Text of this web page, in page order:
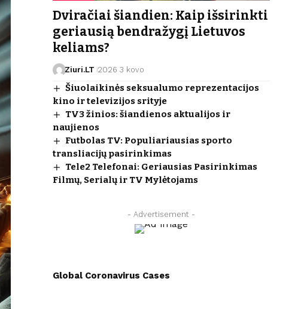
Dviračiai šiandien: Kaip išsirinkti
geriausią bendražygį Lietuvos
keliams?
Ziuri.LT 2026 3 kovo
Šiuolaikinės seksualumo reprezentacijos
kino ir televizijos srityje
TV3 žinios: šiandienos aktualijos ir
naujienos
Futbolas TV: Populiariausias sporto
transliacijų pasirinkimas
Tele2 Telefonai: Geriausias Pasirinkimas
Filmų, Serialų ir TV Mylėtojams
- Advertisement -
Global Coronavirus Cases